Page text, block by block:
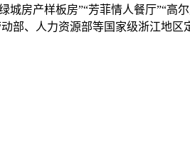
城房产样板房”“芳菲情人餐厅”“
部、人力资源部等国家级浙江地区